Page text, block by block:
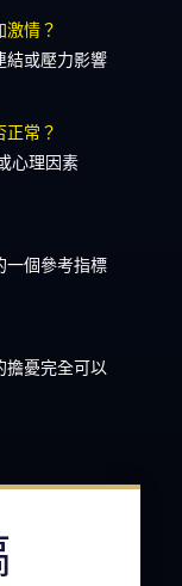
激情？
結或壓力影響
正常？
心理因素
一個參考指標
擔憂完全可以